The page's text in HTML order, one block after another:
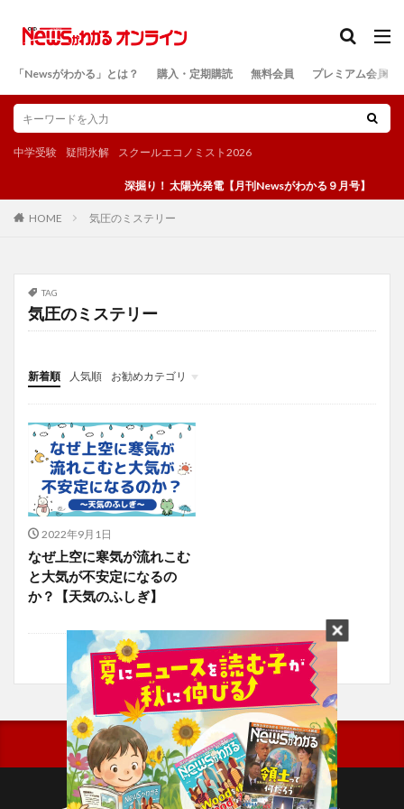
「Newsがわかる」とは？ 購入・定期購読 無料会員 プレミアム会員
中学受験 疑問氷解 スクールエコノミスト2026
深掘り！ 太陽光発電【月刊Newsがわかる９月号】
HOME 気圧のミステリー
TAG
気圧のミステリー
新着順 人気順
お勧めカテゴリ
投稿
学び
マンガ
電子書籍
2022年9月1日
なぜ上空に寒気が流れこむ
と大気が不安定になるの
か？【天気のふしぎ】
検索